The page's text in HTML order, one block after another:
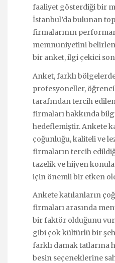
faaliyet gösterdiği bir
İstanbul’da bulunan
firmalarının
memnuniyetini
bir anket, ilgi çekici
Anket, farklı
profesyoneller,
tarafından tercih
firmaları hakkında
hedeflemiştir. Ankete
çoğunluğu, kaliteli ve
firmaların tercih
tazelik ve hijyen
için önemli bir etken
Ankete katılanların
firmaları arasında
bir faktör olduğunu
gibi çok kültürlü bir
farklı damak tatlarına
besin seçeneklerine